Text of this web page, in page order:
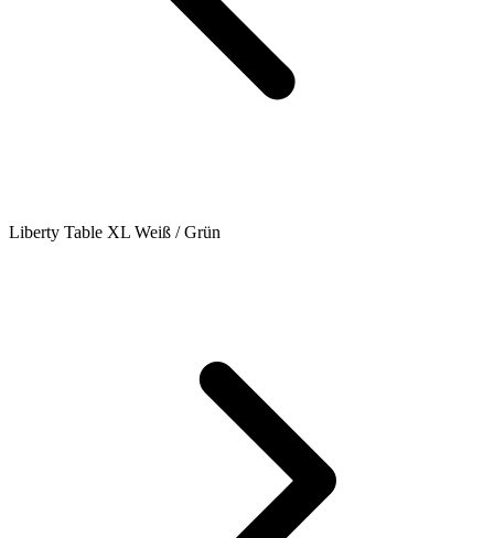
Liberty Table XL Weiß / Grün